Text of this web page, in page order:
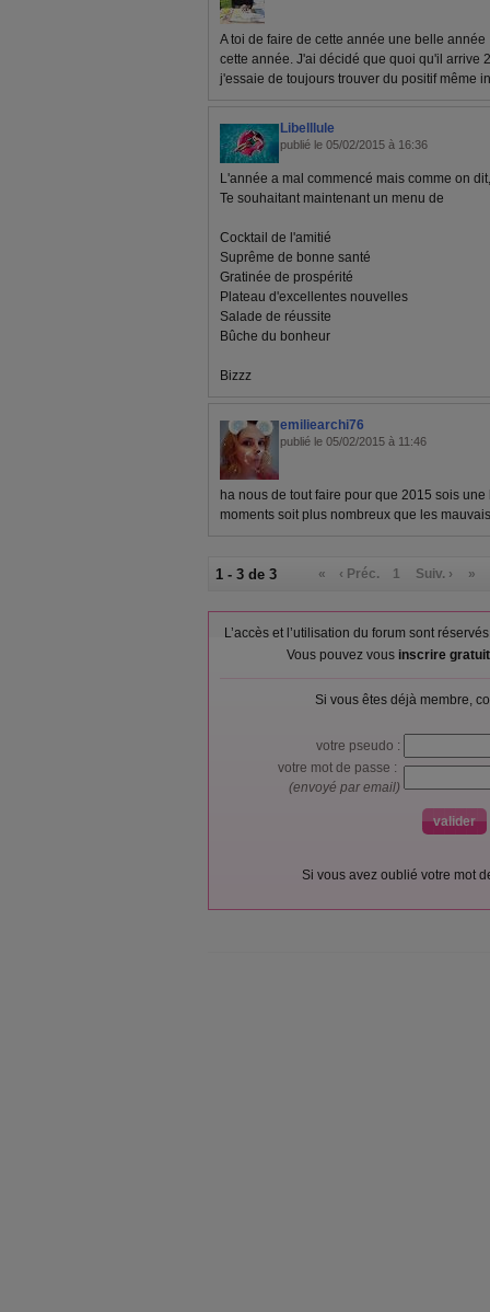
A toi de faire de cette année une belle
cette année. J'ai décidé que quoi qu'il arrive
j'essaie de toujours trouver du positif même
Libelllule
publié le 05/02/2015 à 16:36
L'année a mal commencé mais comme on
Te souhaitant maintenant un menu de
Cocktail de l'amitié
Suprême de bonne santé
Gratinée de prospérité
Plateau d'excellentes nouvelles
Salade de réussite
Bûche du bonheur
Bizzz
emiliearchi76
publié le 05/02/2015 à 11:46
ha nous de tout faire pour que 2015 sois
moments soit plus nombreux que les
1 - 3 de 3 « ‹ Préc. 1 Suiv. › »
L’accès et l’utilisation du forum sont
Vous pouvez vous inscrire
Si vous êtes déjà membre,
votre pseudo :
votre mot de passe :
(envoyé par email)
Si vous avez oublié votre mot